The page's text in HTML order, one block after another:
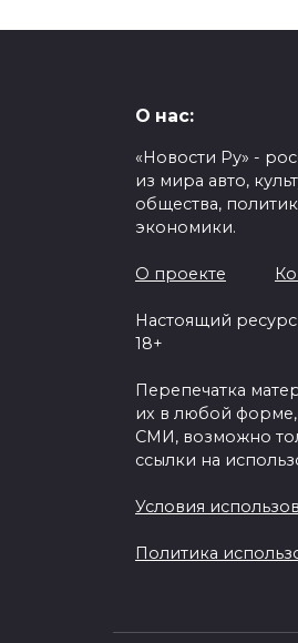
О нас:
«Новости Ру» -
из мира авто,
общества,
экономики.
О проекте
Настоящий
18+
Перепечатка
их в любой форме,
СМИ, возможно
ссылки на
Условия
Политика